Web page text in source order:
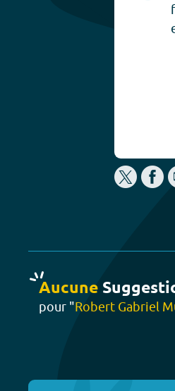
Aucune
pour "Robert Gabriel